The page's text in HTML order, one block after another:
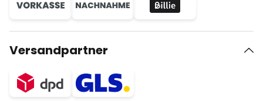
Versandpartner